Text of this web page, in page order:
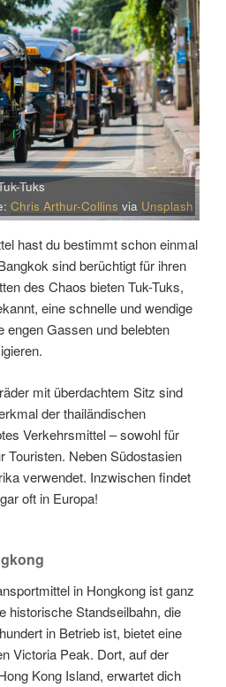
Tuks
Chris Arthur-Collins via Unsplash
hast du bestimmt schon einmal
sind berüchtigt für ihren
des Chaos bieten Tuk-Tuks,
eine schnelle und wendige
engen Gassen und belebten
mit überdachtem Sitz sind
der thailändischen
Verkehrsmittel – sowohl für
Touristen. Neben Südostasien
verwendet. Inzwischen findet
oft in Europa!
in Hongkong ist ganz
historische Standseilbahn, die
in Betrieb ist, bietet eine
Victoria Peak. Dort, auf der
Kong Island, erwartet dich